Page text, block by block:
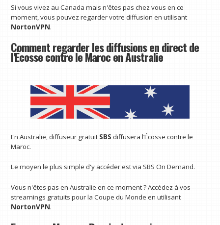
Si vous vivez au Canada mais n'êtes pas chez vous en ce
moment, vous pouvez regarder votre diffusion en utilisant
NortonVPN.
Comment regarder les diffusions en direct de
l'Écosse contre le Maroc en Australie
En Australie, diffuseur gratuit SBS diffusera l’Écosse contre le
Maroc.
Le moyen le plus simple d'y accéder est via SBS On Demand.
Vous n'êtes pas en Australie en ce moment ? Accédez à vos
streamings gratuits pour la Coupe du Monde en utilisant
NortonVPN.